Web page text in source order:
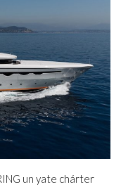
un yate chárter